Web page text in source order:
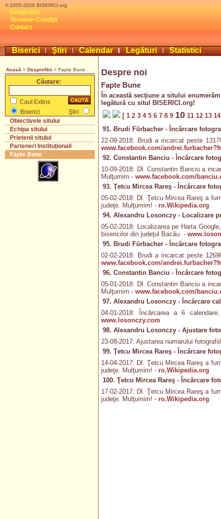
© 2005-2026 BISERICI.org
DespreNoi
Termeni+Condiţii
Contact
Biserici Ştiri Calendar Legături Statistici
Acasă > DespreNoi > Fapte Bune
Căutare:
Caut Extins
Biserici
Ştiri
Obiectivele sitului
Echipa sitului
Prietenii sitului
Parteneri Instituţionali
Fapte Bune
Despre noi
Fapte Bune
În această secţiune a sitului
legătură cu situl BISERICI.org!
[1 2 3 4 5 6 7 8 9 10 11 12 13
91. Brudi Fürbacher - Încărcare
22-09-2018: Brudi a incarcat peste
www.facebook.com/
92. Constantin Banciu - Încărcare
10-09-2018: Dl. Constantin Banciu a
Mulţumim - www.facebook.com/
93. Ţetcu Mircea Rareş - Încărcare
05-02-2018: Dl. Ţetcu Mircea Rareş a
judeţe. Mulţumim! - ro.Wikipedia.org
94. Alexandru Losonczy - Localizare
05-02-2018: Localizarea pe Harta
bisericilor din judeţul Bacău. -
95. Brudi Fürbacher - Încărcare
02-02-2018: Brudi a incarcat peste
www.facebook.com/
96. Constantin Banciu - Încărcare
05-01-2018: Dl. Constantin Banciu a
Mulţumim - www.facebook.com/
97. Alexandru Losonczy - Încărcare
04-01-2018: Încărcarea a 6
www.losonczy.com
98. Alexandru Losonczy - Ajustare
23-08-2017: Ajustarea numarului
99. Ţetcu Mircea Rareş - Încărcare
14-04-2017: Dl. Ţetcu Mircea Rareş a
judeţe. Mulţumim! - ro.Wikipedia.org
100. Ţetcu Mircea Rareş - Încărcare
17-02-2017: Dl. Ţetcu Mircea Rareş a
judeţe. Mulţumim! - ro.Wikipedia.org